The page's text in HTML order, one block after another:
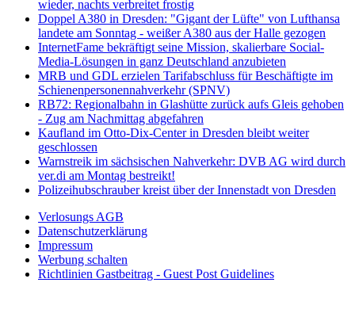
wieder, nachts verbreitet frostig
Doppel A380 in Dresden: "Gigant der Lüfte" von Lufthansa
landete am Sonntag - weißer A380 aus der Halle gezogen
InternetFame bekräftigt seine Mission, skalierbare Social-
Media-Lösungen in ganz Deutschland anzubieten
MRB und GDL erzielen Tarifabschluss für Beschäftigte im
Schienenpersonennahverkehr (SPNV)
RB72: Regionalbahn in Glashütte zurück aufs Gleis gehoben
- Zug am Nachmittag abgefahren
Kaufland im Otto-Dix-Center in Dresden bleibt weiter
geschlossen
Warnstreik im sächsischen Nahverkehr: DVB AG wird durch
ver.di am Montag bestreikt!
Polizeihubschrauber kreist über der Innenstadt von Dresden
Verlosungs AGB
Datenschutzerklärung
Impressum
Werbung schalten
Richtlinien Gastbeitrag - Guest Post Guidelines